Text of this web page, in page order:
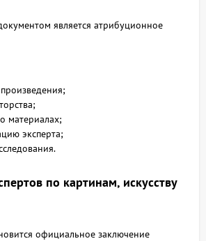
является атрибуционное
материалах;
эксперта;
по картинам, искусству
официальное заключение